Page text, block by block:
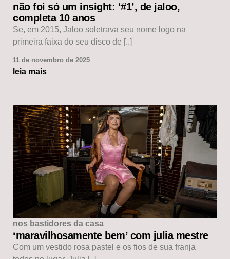
não foi só um insight: ‘#1’, de jaloo,
completa 10 anos
Se, em 2015, Jaloo soletrava seu nome logo na
primeira faixa do seu disco de [..]
11 de novembro de 2025
leia mais
nos bastidores da casa
‘maravilhosamente bem’ com julia mestre
Com um vestido rosa pastel e os fios de sua franja